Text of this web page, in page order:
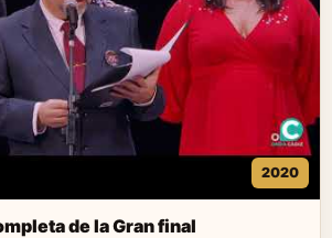
2020
de la Gran final